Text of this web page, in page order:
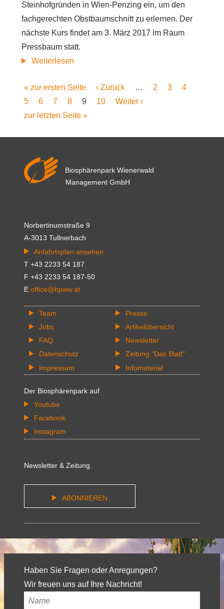
Steinhofgründen in Wien-Penzing ein, um den
fachgerechten Obstbaumschnitt zu erlernen. Der
nächste Kurs findet am 3. März 2017 im Raum
Pressbaum statt.
Weiterlesen
war
der
Obstbaumschnittkurs
Seitennummerierung
Erste
Seite
« zur ersten Seite
Vorherige
Seite
‹ Zurück … Seite
2 Seite
3 Seite
4
Seite
5 Seite
6 Seite
7 Seite
8
Aktuelle
Seite
9 Seite
10
Nächste
Weiter ›
Letzte
zur letzten Seite »
Biosphärenpark Wienerwald
Management GmbH
Norbertinumstraße 9
A-3013 Tullnerbach
Anfahrtsplan ansehen
T +43 2233 54 187
F +43 2233 54 187-50
E office@bpww.at
Team
Jobs
FAQ
Datenschutz
Impressum
Presse
Artikelübersicht
Newsletter
Zeitung "Das Blatt"
Infomaterial
Der Biosphärenpark auf
Youtube
Facebook
Instagram
Newsletter & Zeitung
ABONNIEREN
Haben Sie Fragen oder Anregungen?
Wir freuen uns auf Ihre Nachricht!
Ihr